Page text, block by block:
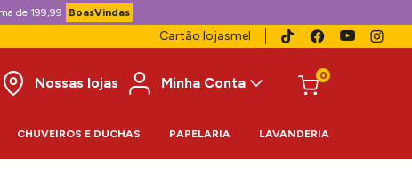
de 199,99 BoasVindas
Cartão lojasmel
Nossas lojas
Minha Conta 0
CHUVEIROS E DUCHAS PAPELARIA LAVANDERIA